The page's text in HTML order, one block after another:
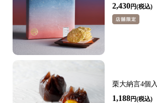
2,430円
栗大納言4個入
1,188円